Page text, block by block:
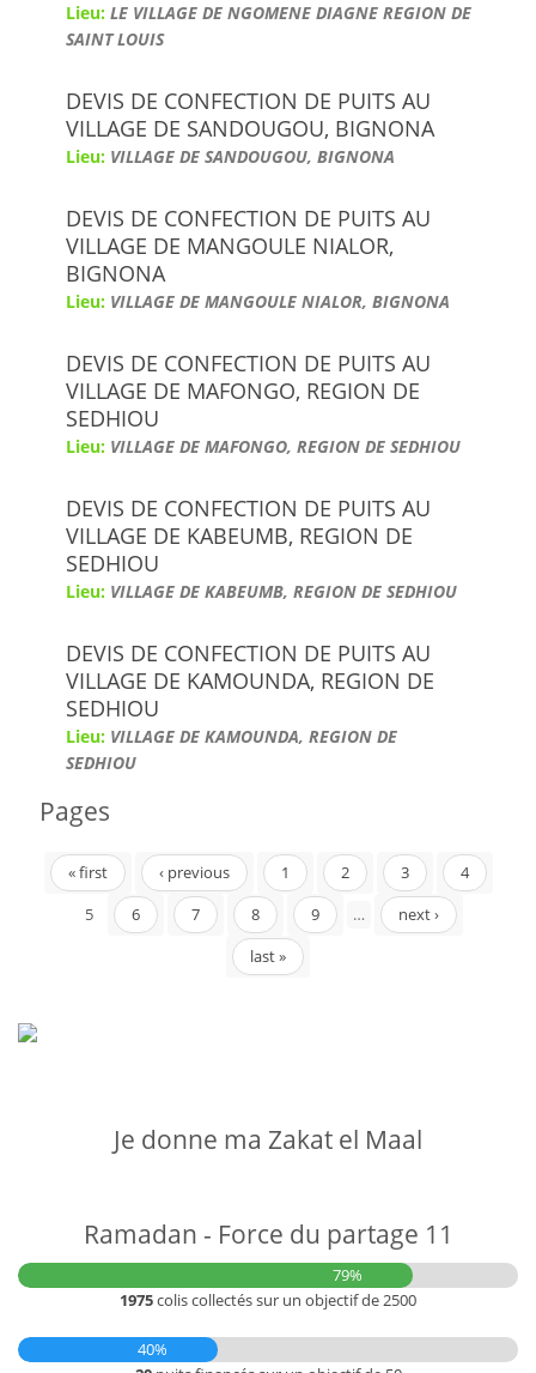
Lieu: LE VILLAGE DE NGOMENE DIAGNE REGION DE
SAINT LOUIS
DEVIS DE CONFECTION DE PUITS AU
VILLAGE DE SANDOUGOU, BIGNONA
Lieu: VILLAGE DE SANDOUGOU, BIGNONA
DEVIS DE CONFECTION DE PUITS AU
VILLAGE DE MANGOULE NIALOR,
BIGNONA
Lieu: VILLAGE DE MANGOULE NIALOR, BIGNONA
DEVIS DE CONFECTION DE PUITS AU
VILLAGE DE MAFONGO, REGION DE
SEDHIOU
Lieu: VILLAGE DE MAFONGO, REGION DE SEDHIOU
DEVIS DE CONFECTION DE PUITS AU
VILLAGE DE KABEUMB, REGION DE
SEDHIOU
Lieu: VILLAGE DE KABEUMB, REGION DE SEDHIOU
DEVIS DE CONFECTION DE PUITS AU
VILLAGE DE KAMOUNDA, REGION DE
SEDHIOU
Lieu: VILLAGE DE KAMOUNDA, REGION DE
SEDHIOU
Pages
« first ‹ previous 1 2 3
4
5
6 7 8 9 …
next ›
last »
Je donne ma Zakat el Maal
Ramadan - Force du partage 11
79%
1975colis collectés sur un objectif de 2500
40%